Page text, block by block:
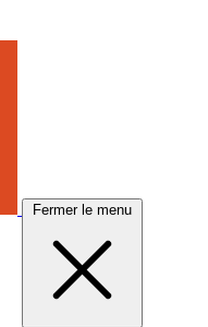
Fermer le menu